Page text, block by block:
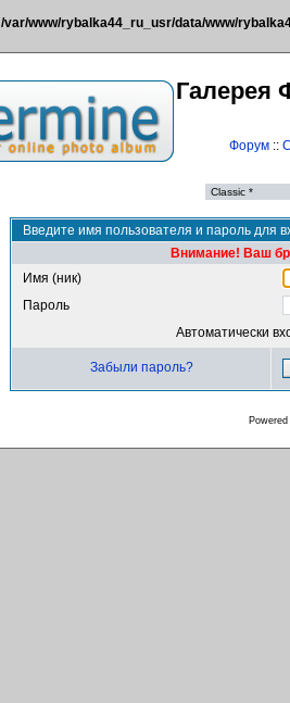
/var/www/rybalka44_ru_usr/data/www/
Галерея
Форум::
Введите имя пользователя и пароль для
Внимание! Ваш
Имя (ник)
Пароль
Автоматически
Забыли пароль?